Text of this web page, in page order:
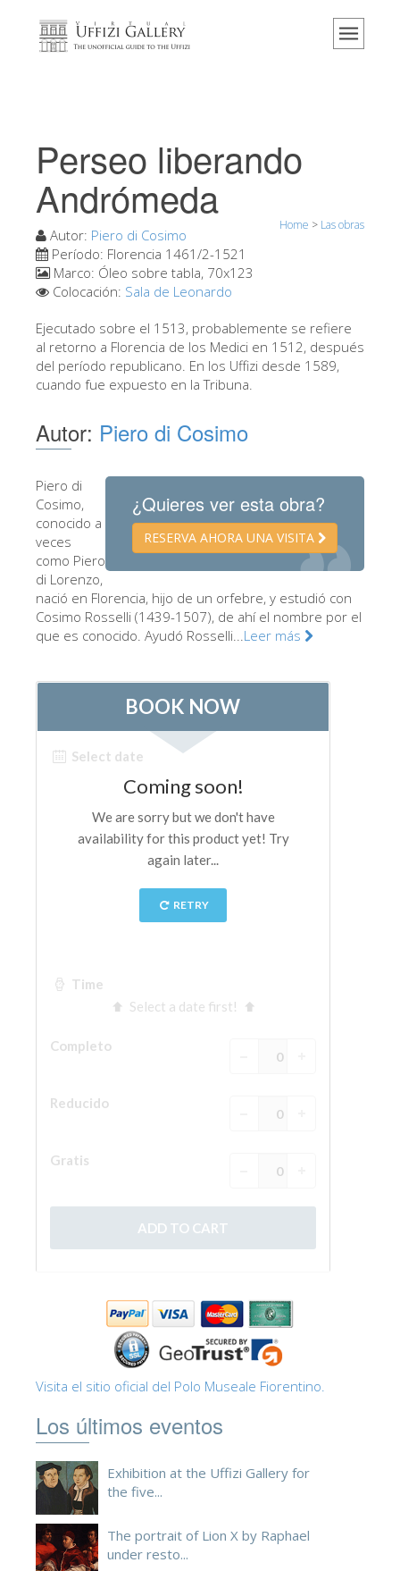
Home
Eventos y exposiciones
Los comentarios de los visitantes
Visite los Uffizi
Reserve ahora
Visita virtual
Las obras
Las salas
Museo del Bargello
Galería de la Academia
Capillas de los Medici
Museo de San Marcos
El Taller de las Piedras Duras
Museo Galileo
Corredor de Vasari
Palazzo Vecchio
Santa Maria Novella
Reserve una visita guiada
Perseo liberando
Andrómeda
Home > Las obras
Autor: Piero di Cosimo
Período: Florencia 1461/2-1521
Marco: Óleo sobre tabla, 70x123
Colocación: Sala de Leonardo
Ejecutado sobre el 1513, probablemente se refiere
al retorno a Florencia de los Medici en 1512, después
del período republicano. En los Uffizi desde 1589,
cuando fue expuesto en la Tribuna.
Autor: Piero di Cosimo
¿Quieres ver esta obra?
RESERVA AHORA UNA VISITA
Piero di
Cosimo,
conocido a
veces
como Piero
di Lorenzo,
nació en Florencia, hijo de un orfebre, y estudió con
Cosimo Rosselli (1439-1507), de ahí el nombre por el
que es conocido. Ayudó Rosselli...Leer más
Visita el sitio oficial del Polo Museale Fiorentino.
Los últimos eventos
Exhibition at the Uffizi Gallery for
the five...
The portrait of Lion X by Raphael
under resto...